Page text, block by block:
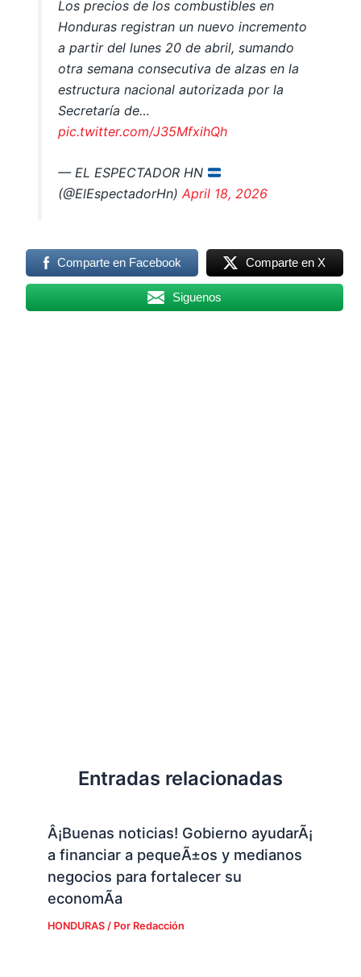
Los precios de los combustibles en
Honduras registran un nuevo incremento
a partir del lunes 20 de abril, sumando
otra semana consecutiva de alzas en la
estructura nacional autorizada por la
Secretaría de…
pic.twitter.com/J35MfxihQh
— EL ESPECTADOR HN
(@ElEspectadorHn) April 18, 2026
Comparte en Facebook Comparte en X
Siguenos
Entradas relacionadas
Â¡Buenas noticias! Gobierno ayudarÃ¡
a financiar a pequeÃ±os y medianos
negocios para fortalecer su
economÃ­a
HONDURAS/ Por Redacción